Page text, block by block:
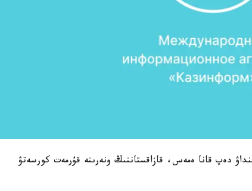
دەپ قانا ەمەس، قازاقستاننىڭ ونەرىنە قۇرمەت كورسەتۋ